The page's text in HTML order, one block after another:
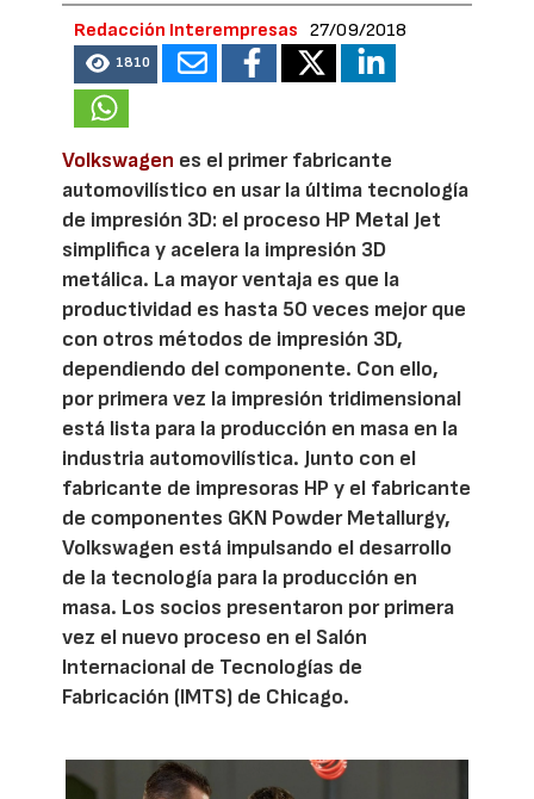
Redacción Interempresas 27/09/2018
1810
Volkswagen es el primer fabricante
automovilístico en usar la última tecnología
de impresión 3D: el proceso HP Metal Jet
simplifica y acelera la impresión 3D
metálica. La mayor ventaja es que la
productividad es hasta 50 veces mejor que
con otros métodos de impresión 3D,
dependiendo del componente. Con ello,
por primera vez la impresión tridimensional
está lista para la producción en masa en la
industria automovilística. Junto con el
fabricante de impresoras HP y el fabricante
de componentes GKN Powder Metallurgy,
Volkswagen está impulsando el desarrollo
de la tecnología para la producción en
masa. Los socios presentaron por primera
vez el nuevo proceso en el Salón
Internacional de Tecnologías de
Fabricación (IMTS) de Chicago.